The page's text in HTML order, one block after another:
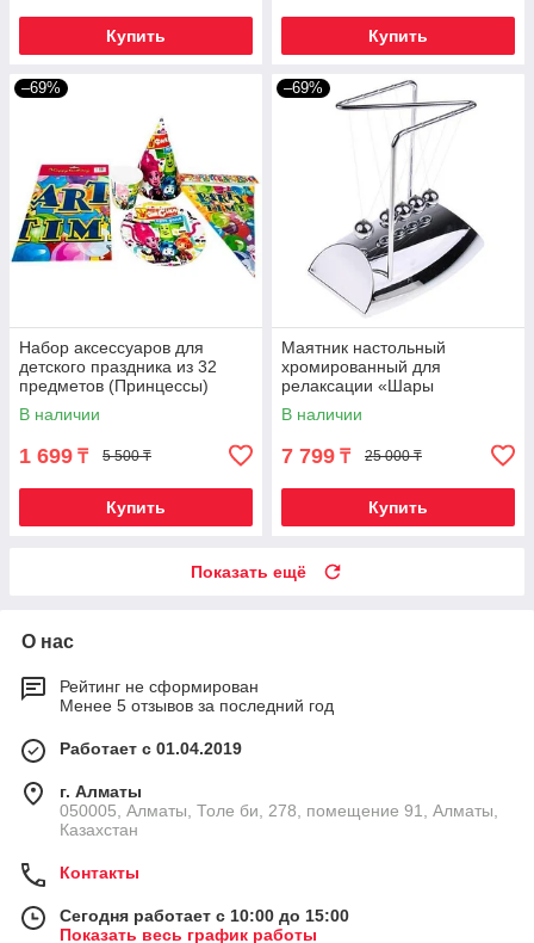
Купить Купить
–69%
Набор аксессуаров для
детского праздника из 32
предметов (Принцессы)
В наличии
1 699 ₸ 5 500 ₸
Купить
–69%
Маятник настольный
хромированный для
релаксации «Шары
Ньютона» в стиле hi-tech
В наличии
7 799 ₸ 25 000 ₸
Купить
Показать ещё
О нас
Рейтинг не сформирован
Менее 5 отзывов за последний год
Работает с 01.04.2019
г. Алматы
050005, Алматы, Толе би, 278, помещение 91, Алматы,
Казахстан
Контакты
Сегодня работает с 10:00 до 15:00
Показать весь график работы